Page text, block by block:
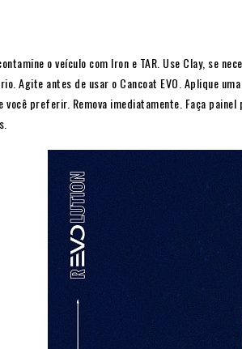
o veículo com Iron e TAR. Use Clay, se
Agite antes de usar o Cancoat EVO. Aplique
você preferir. Remova imediatamente. Faça